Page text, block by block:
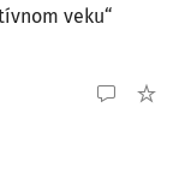
veku“